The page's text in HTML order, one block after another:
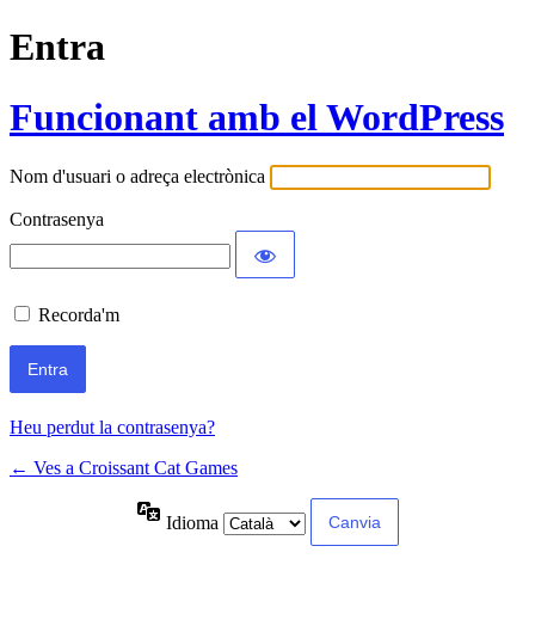
Entra
Funcionant amb el WordPress
Nom d'usuari o adreça electrònica
Contrasenya
Recorda'm
Heu perdut la contrasenya?
← Ves a Croissant Cat Games
Idioma